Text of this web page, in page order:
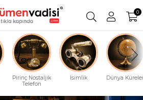
0
Pirinç Nostaljik
Telefon
İsimlik Dünya